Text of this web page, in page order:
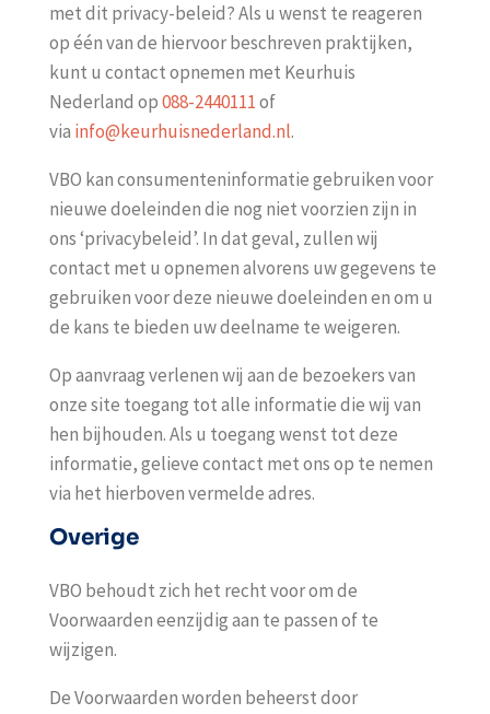
met dit privacy-beleid? Als u wenst te reageren
op één van de hiervoor beschreven praktijken,
kunt u contact opnemen met Keurhuis
Nederland op088-2440111of
via info@keurhuisnederland.nl.
VBO kan consumenteninformatie gebruiken voor
nieuwe doeleinden die nog niet voorzien zijn in
ons ‘privacybeleid’. In dat geval, zullen wij
contact met u opnemen alvorens uw gegevens te
gebruiken voor deze nieuwe doeleinden en om u
de kans te bieden uw deelname te weigeren.
Op aanvraag verlenen wij aan de bezoekers van
onze site toegang tot alle informatie die wij van
hen bijhouden. Als u toegang wenst tot deze
informatie, gelieve contact met ons op te nemen
via het hierboven vermelde adres.
Overige
VBO behoudt zich het recht voor om de
Voorwaarden eenzijdig aan te passen of te
wijzigen.
De Voorwaarden worden beheerst door